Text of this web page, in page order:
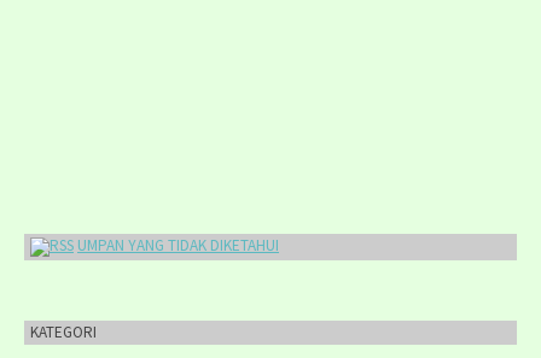
UMPAN YANG TIDAK DIKETAHUI
KATEGORI